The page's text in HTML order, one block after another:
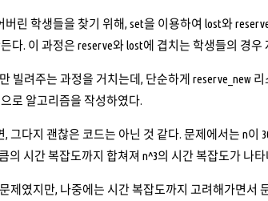
린 학생들을 찾기 위해, set을 이용하여 lost와
다. 이 과정은 reserve와 lost에 겹치는 학생들의 경
빌려주는 과정을 거치는데, 단순하게 reserve_new
로 알고리즘을 작성하였다.
그다지 괜찮은 코드는 아닌 것 같다. 문제에서는 n이
의 시간 복잡도까지 합쳐져 n^3의 시간 복잡도가 나
제였지만, 나중에는 시간 복잡도까지 고려해가면서